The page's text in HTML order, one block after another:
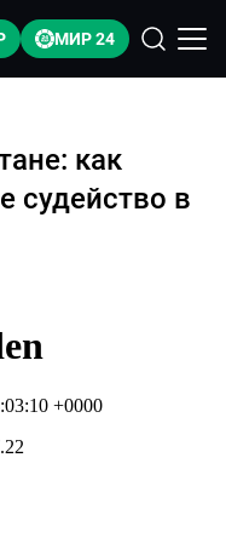
МИР 24
как
судейство в